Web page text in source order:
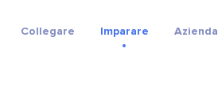
Collegare Imparare Azienda